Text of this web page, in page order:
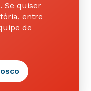
Se quiser
entre
de